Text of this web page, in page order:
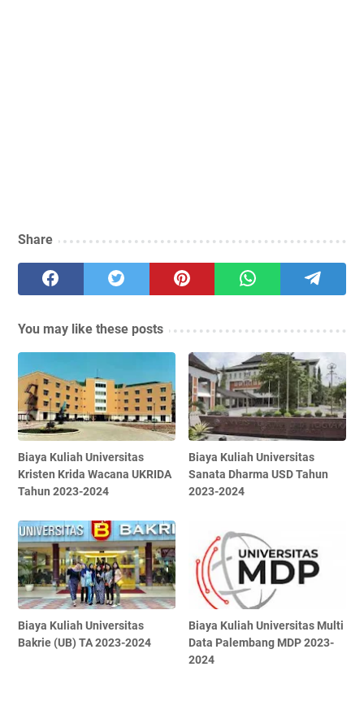
Share
You may like these posts
Biaya Kuliah Universitas
Kristen Krida Wacana UKRIDA
Tahun 2023-2024
Biaya Kuliah Universitas
Sanata Dharma USD Tahun
2023-2024
Biaya Kuliah Universitas
Bakrie (UB) TA 2023-2024
Biaya Kuliah Universitas Multi
Data Palembang MDP 2023-
2024